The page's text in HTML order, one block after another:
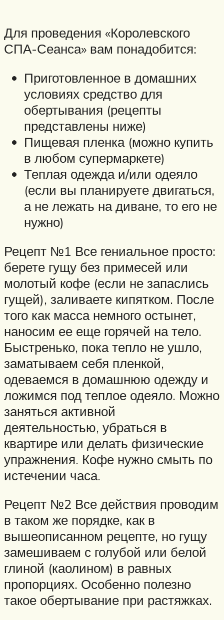
Для проведения «Королевского
СПА-Сеанса» вам понадобится:
Приготовленное в домашних
условиях средство для
обертывания (рецепты
представлены ниже)
Пищевая пленка (можно купить
в любом супермаркете)
Теплая одежда и/или одеяло
(если вы планируете двигаться,
а не лежать на диване, то его не
нужно)
Рецепт №1 Все гениальное просто:
берете гущу без примесей или
молотый кофе (если не запаслись
гущей), заливаете кипятком. После
того как масса немного остынет,
наносим ее еще горячей на тело.
Быстренько, пока тепло не ушло,
заматываем себя пленкой,
одеваемся в домашнюю одежду и
ложимся под теплое одеяло. Можно
заняться активной
деятельностью, убраться в
квартире или делать физические
упражнения. Кофе нужно смыть по
истечении часа.
Рецепт №2 Все действия проводим
в таком же порядке, как в
вышеописанном рецепте, но гущу
замешиваем с голубой или белой
глиной (каолином) в равных
пропорциях. Особенно полезно
такое обертывание при растяжках.